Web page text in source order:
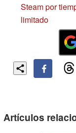
Steam por
limitado
Artículos